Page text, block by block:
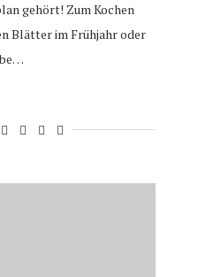
gehört! Zum Kochen
Blätter im Frühjahr oder